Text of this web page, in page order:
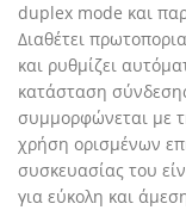
duplex mode και
Διαθέτει
και ρυθμίζει
κατάσταση
συμμορφώνεται με
χρήση ορισμένων
συσκευασίας του
για εύκολη και